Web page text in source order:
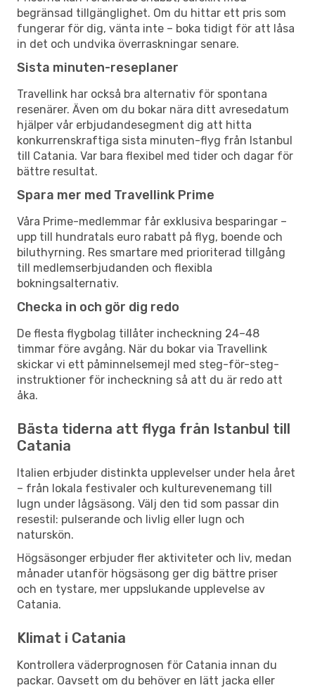
begränsad tillgänglighet. Om du hittar ett pris som
fungerar för dig, vänta inte – boka tidigt för att låsa
in det och undvika överraskningar senare.
Sista minuten-reseplaner
Travellink har också bra alternativ för spontana
resenärer. Även om du bokar nära ditt avresedatum
hjälper vår erbjudandesegment dig att hitta
konkurrenskraftiga sista minuten-flyg från Istanbul
till Catania. Var bara flexibel med tider och dagar för
bättre resultat.
Spara mer med Travellink Prime
Våra Prime-medlemmar får exklusiva besparingar –
upp till hundratals euro rabatt på flyg, boende och
biluthyrning. Res smartare med prioriterad tillgång
till medlemserbjudanden och flexibla
bokningsalternativ.
Checka in och gör dig redo
De flesta flygbolag tillåter incheckning 24–48
timmar före avgång. När du bokar via Travellink
skickar vi ett påminnelsemejl med steg-för-steg-
instruktioner för incheckning så att du är redo att
åka.
Bästa tiderna att flyga från Istanbul till
Catania
Italien erbjuder distinkta upplevelser under hela året
– från lokala festivaler och kulturevenemang till
lugn under lågsäsong. Välj den tid som passar din
resestil: pulserande och livlig eller lugn och
naturskön.
Högsäsonger erbjuder fler aktiviteter och liv, medan
månader utanför högsäsong ger dig bättre priser
och en tystare, mer uppslukande upplevelse av
Catania.
Klimat i Catania
Kontrollera väderprognosen för Catania innan du
packar. Oavsett om du behöver en lätt jacka eller